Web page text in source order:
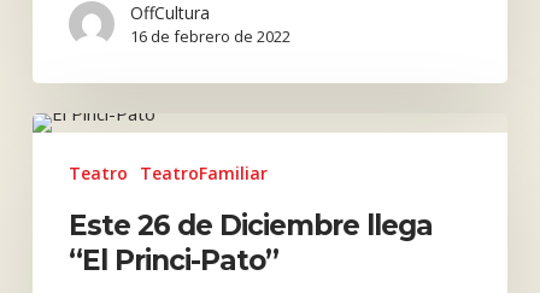
OffCultura
16 de febrero de 2022
Este
Diciembre
Teatro TeatroFamiliar
Este 26 de Diciembre llega
“El Princi-Pato”